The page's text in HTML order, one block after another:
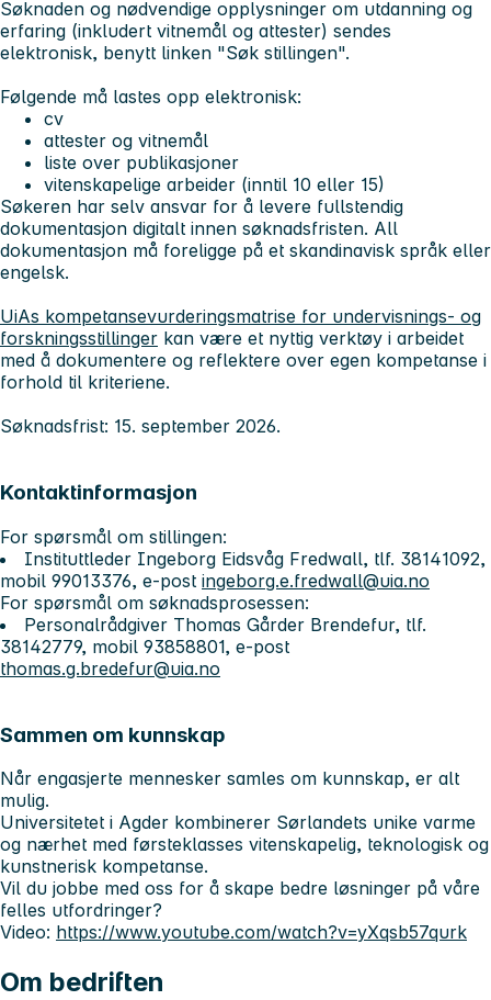
Søknaden og nødvendige opplysninger om utdanning og
erfaring (inkludert vitnemål og attester) sendes
elektronisk, benytt linken "Søk stillingen".
Følgende må lastes opp elektronisk:
cv
attester og vitnemål
liste over publikasjoner
vitenskapelige arbeider (inntil 10 eller 15)
Søkeren har selv ansvar for å levere fullstendig
dokumentasjon digitalt innen søknadsfristen. All
dokumentasjon må foreligge på et skandinavisk språk eller
engelsk.
UiAs kompetansevurderingsmatrise for undervisnings- og
forskningsstillinger kan være et nyttig verktøy i arbeidet
med å dokumentere og reflektere over egen kompetanse i
forhold til kriteriene.
Søknadsfrist: 15. september 2026.
Kontaktinformasjon
For spørsmål om stillingen:
Instituttleder Ingeborg Eidsvåg Fredwall, tlf. 38141092,
mobil 99013376, e-post ingeborg.e.fredwall@uia.no
For spørsmål om søknadsprosessen:
Personalrådgiver Thomas Gårder Brendefur, tlf.
38142779, mobil 93858801, e-post
thomas.g.bredefur@uia.no
Sammen om kunnskap
Når engasjerte mennesker samles om kunnskap, er alt
mulig.
Universitetet i Agder kombinerer Sørlandets unike varme
og nærhet med førsteklasses vitenskapelig, teknologisk og
kunstnerisk kompetanse.
Vil du jobbe med oss for å skape bedre løsninger på våre
felles utfordringer?
Video: https://www.youtube.com/watch?v=yXqsb57qurk
Om bedriften